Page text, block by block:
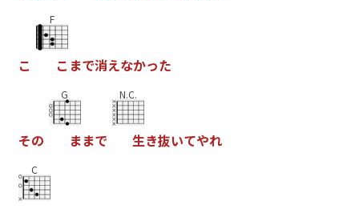
こ
F
こ まで消えなかった
その
G
ままで
N.C.
生き抜いてやれ
C